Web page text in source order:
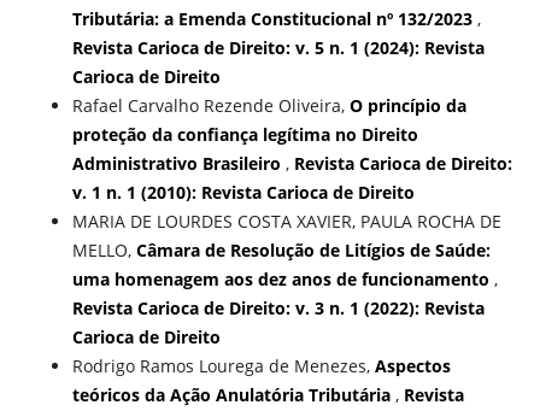
Tributária: a Emenda Constitucional nº 132/2023 ,
Revista Carioca de Direito: v. 5 n. 1 (2024): Revista
Carioca de Direito
Rafael Carvalho Rezende Oliveira, O princípio da
proteção da confiança legítima no Direito
Administrativo Brasileiro , Revista Carioca de Direito:
v. 1 n. 1 (2010): Revista Carioca de Direito
MARIA DE LOURDES COSTA XAVIER, PAULA ROCHA DE
MELLO, Câmara de Resolução de Litígios de Saúde:
uma homenagem aos dez anos de funcionamento ,
Revista Carioca de Direito: v. 3 n. 1 (2022): Revista
Carioca de Direito
Rodrigo Ramos Lourega de Menezes, Aspectos
teóricos da Ação Anulatória Tributária , Revista